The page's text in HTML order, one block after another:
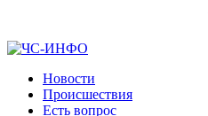
Новости
Происшествия
Есть вопрос